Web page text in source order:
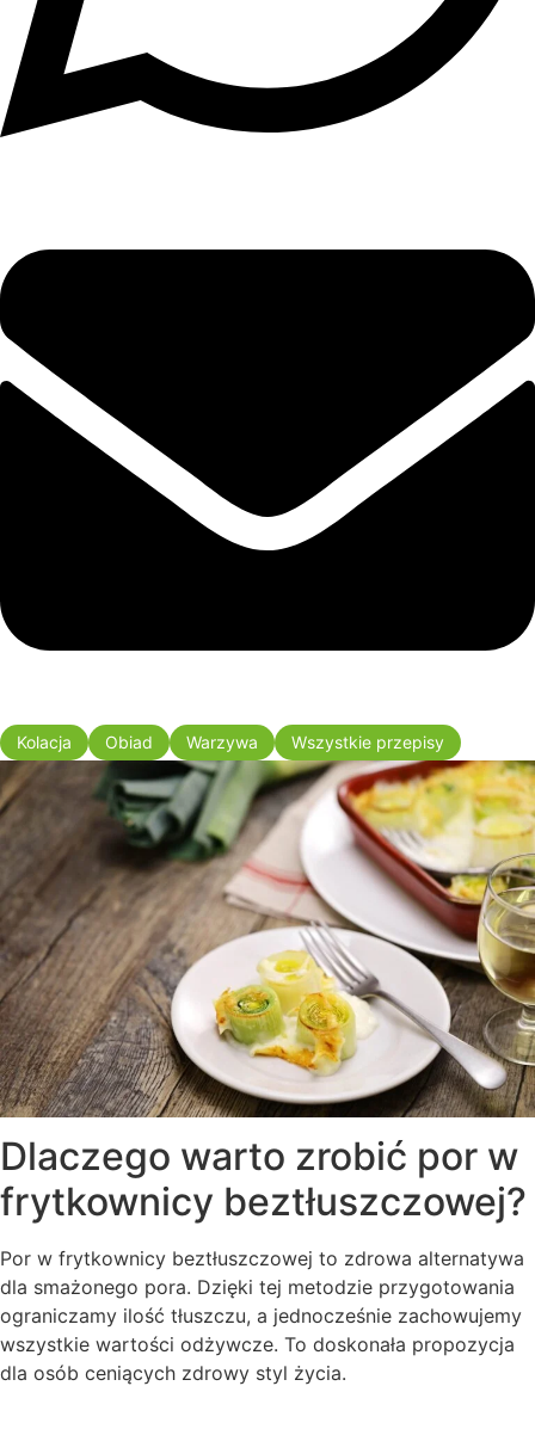
Kolacja Obiad Warzywa Wszystkie przepisy
Dlaczego warto zrobić por w
frytkownicy beztłuszczowej?
Por w frytkownicy beztłuszczowej to zdrowa alternatywa
dla smażonego pora. Dzięki tej metodzie przygotowania
ograniczamy ilość tłuszczu, a jednocześnie zachowujemy
wszystkie wartości odżywcze. To doskonała propozycja
dla osób ceniących zdrowy styl życia.